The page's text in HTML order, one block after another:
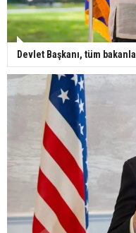
Devlet Başkanı, tüm